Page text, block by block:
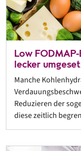
Low
lecker
Manche
Reduzieren der
diese zeitlich